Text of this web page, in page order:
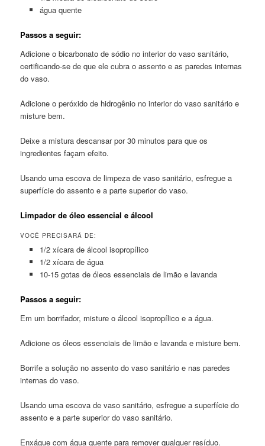
água quente
Passos a seguir:
Adicione o bicarbonato de sódio no interior do vaso sanitário,
certificando-se de que ele cubra o assento e as paredes internas
do vaso.
Adicione o peróxido de hidrogênio no interior do vaso sanitário e
misture bem.
Deixe a mistura descansar por 30 minutos para que os
ingredientes façam efeito.
Usando uma escova de limpeza de vaso sanitário, esfregue a
superfície do assento e a parte superior do vaso.
Limpador de óleo essencial e álcool
VOCÊ PRECISARÁ DE:
1/2 xícara de álcool isopropílico
1/2 xícara de água
10-15 gotas de óleos essenciais de limão e lavanda
Passos a seguir:
Em um borrifador, misture o álcool isopropílico e a água.
Adicione os óleos essenciais de limão e lavanda e misture bem.
Borrife a solução no assento do vaso sanitário e nas paredes
internas do vaso.
Usando uma escova de vaso sanitário, esfregue a superfície do
assento e a parte superior do vaso sanitário.
Enxágue com água quente para remover qualquer resíduo.